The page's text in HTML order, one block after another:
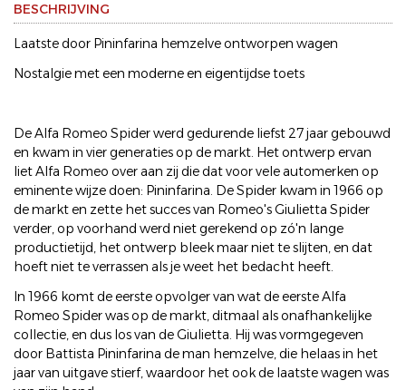
BESCHRIJVING
Laatste door Pininfarina hemzelve ontworpen wagen
Nostalgie met een moderne en eigentijdse toets
De Alfa Romeo Spider werd gedurende liefst 27 jaar gebouwd
en kwam in vier generaties op de markt. Het ontwerp ervan
liet Alfa Romeo over aan zij die dat voor vele automerken op
eminente wijze doen: Pininfarina. De Spider kwam in 1966 op
de markt en zette het succes van Romeo's Giulietta Spider
verder, op voorhand werd niet gerekend op zó'n lange
productietijd, het ontwerp bleek maar niet te slijten, en dat
hoeft niet te verrassen als je weet het bedacht heeft.
In 1966 komt de eerste opvolger van wat de eerste Alfa
Romeo Spider was op de markt, ditmaal als onafhankelijke
collectie, en dus los van de Giulietta. Hij was vormgegeven
door Battista Pininfarina de man hemzelve, die helaas in het
jaar van uitgave stierf, waardoor het ook de laatste wagen was